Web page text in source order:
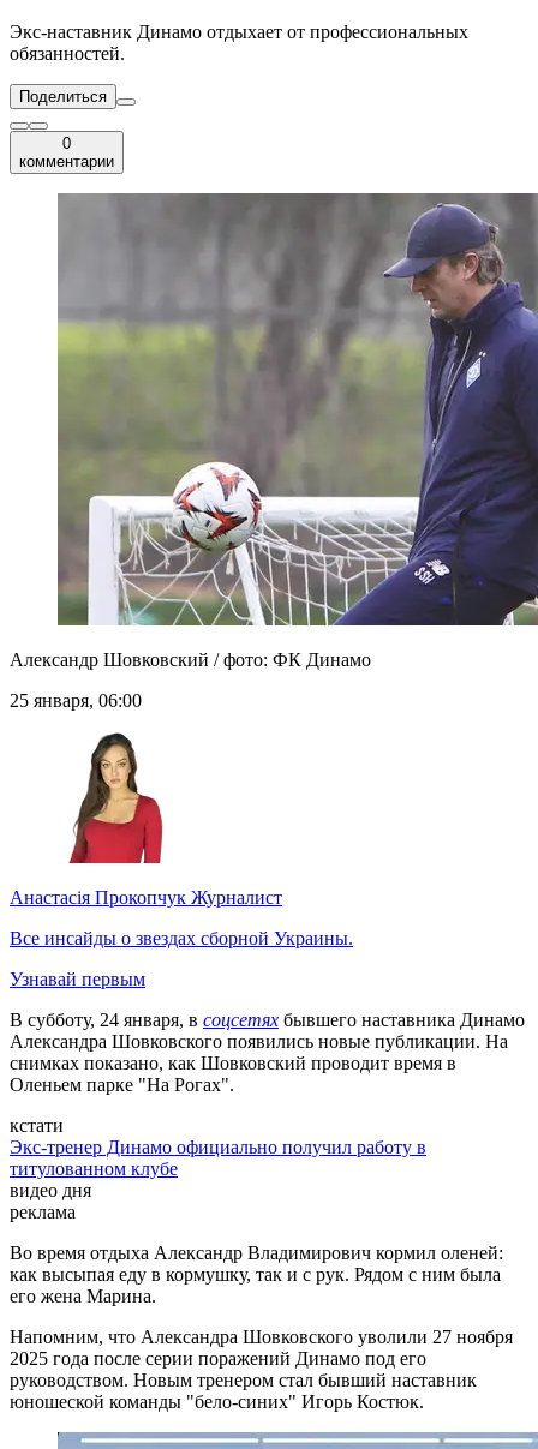
Экс-наставник Динамо отдыхает от профессиональных
обязанностей.
Поделиться
0
комментарии
Александр Шовковский / фото: ФК Динамо
25 января, 06:00
Анастасія Прокопчук Журналист
Все инсайды о звездах сборной Украины.
Узнавай первым
В субботу, 24 января, в соцсетях бывшего наставника Динамо
Александра Шовковского появились новые публикации. На
снимках показано, как Шовковский проводит время в
Оленьем парке "На Рогах".
кстати
Экс-тренер Динамо официально получил работу в
титулованном клубе
видео дня
реклама
Во время отдыха Александр Владимирович кормил оленей:
как высыпая еду в кормушку, так и с рук. Рядом с ним была
его жена Марина.
Напомним, что Александра Шовковского уволили 27 ноября
2025 года после серии поражений Динамо под его
руководством. Новым тренером стал бывший наставник
юношеской команды "бело-синих" Игорь Костюк.